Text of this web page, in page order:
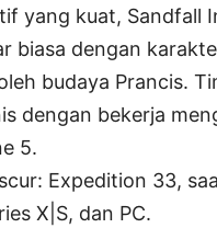
yang kuat, Sandfall
biasa dengan
budaya Prancis.
dengan bekerja
5.
Expedition 33,
X|S, dan PC.